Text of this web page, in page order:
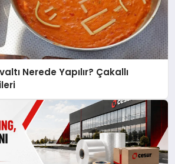
Nerede Yapılır? Çakallı